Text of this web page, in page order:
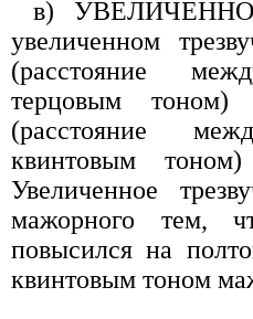
в)
увеличенном
(расстояние
терцовым
(расстояние
квинтовым
Увеличенное
мажорного тем,
повысился на
квинтовым тоном